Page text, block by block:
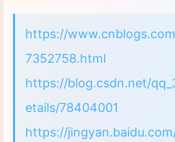
29
30
31
33
34
def
f =
#reads
#returns list
content =
https://
7352758.html
https://blog.csdn.net/
etails/78404001
https://